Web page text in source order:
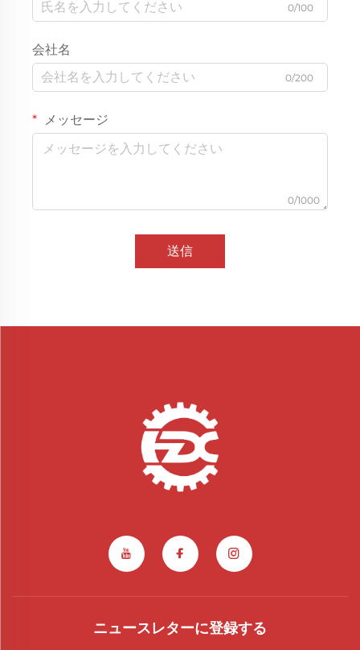
0/100
会社名
0/200
メッセージ
0/1000
送信
ニュースレターに登録する